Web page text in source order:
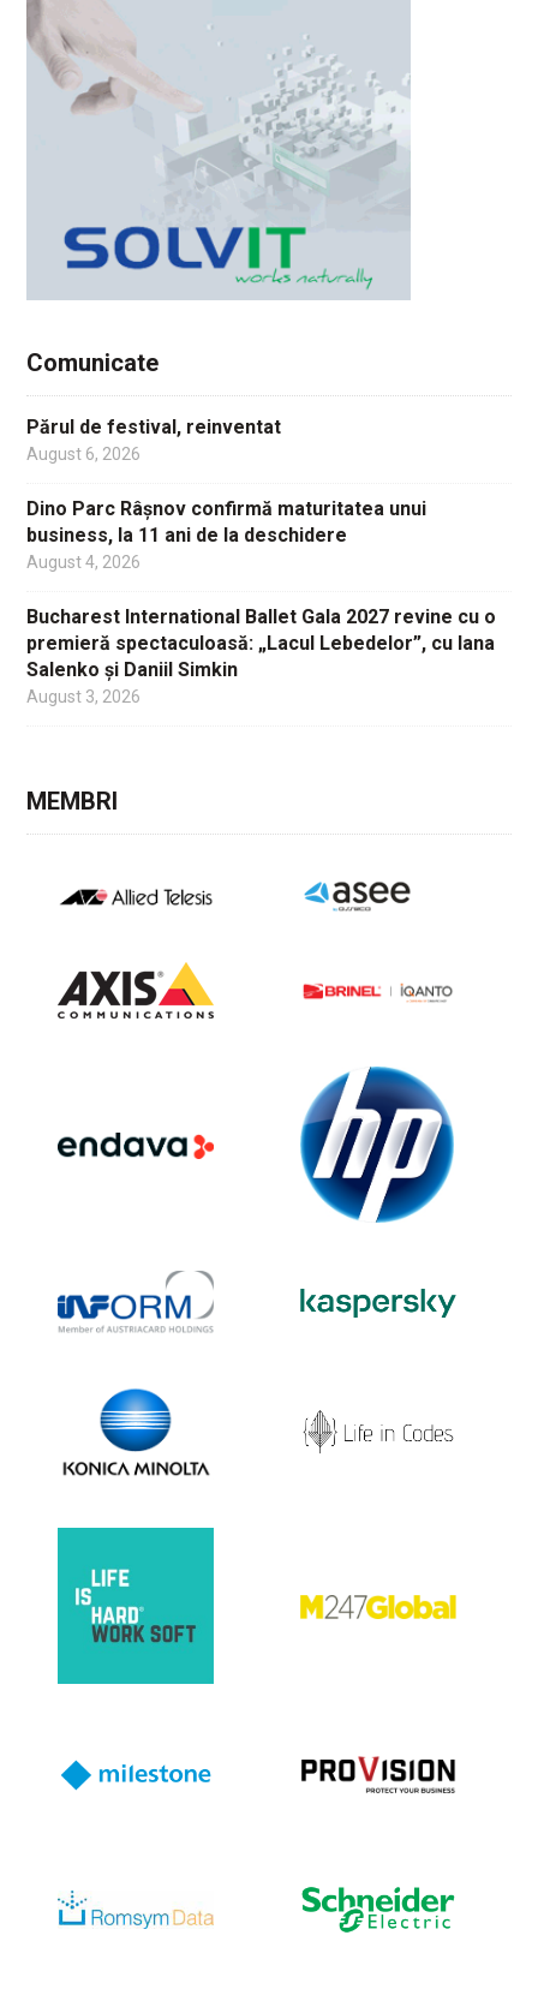
Comunicate
Părul de festival, reinventat
August 6, 2026
Dino Parc Râșnov confirmă maturitatea unui
business, la 11 ani de la deschidere
August 4, 2026
Bucharest International Ballet Gala 2027 revine cu o
premieră spectaculoasă: „Lacul Lebedelor”, cu Iana
Salenko și Daniil Simkin
August 3, 2026
MEMBRI